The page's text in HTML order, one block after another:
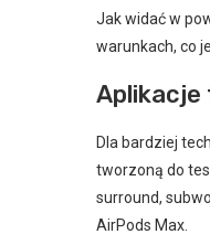
Jak widać w
warunkach, co
Aplikacje
Dla bardziej
tworzoną do
surround,
AirPods Max.